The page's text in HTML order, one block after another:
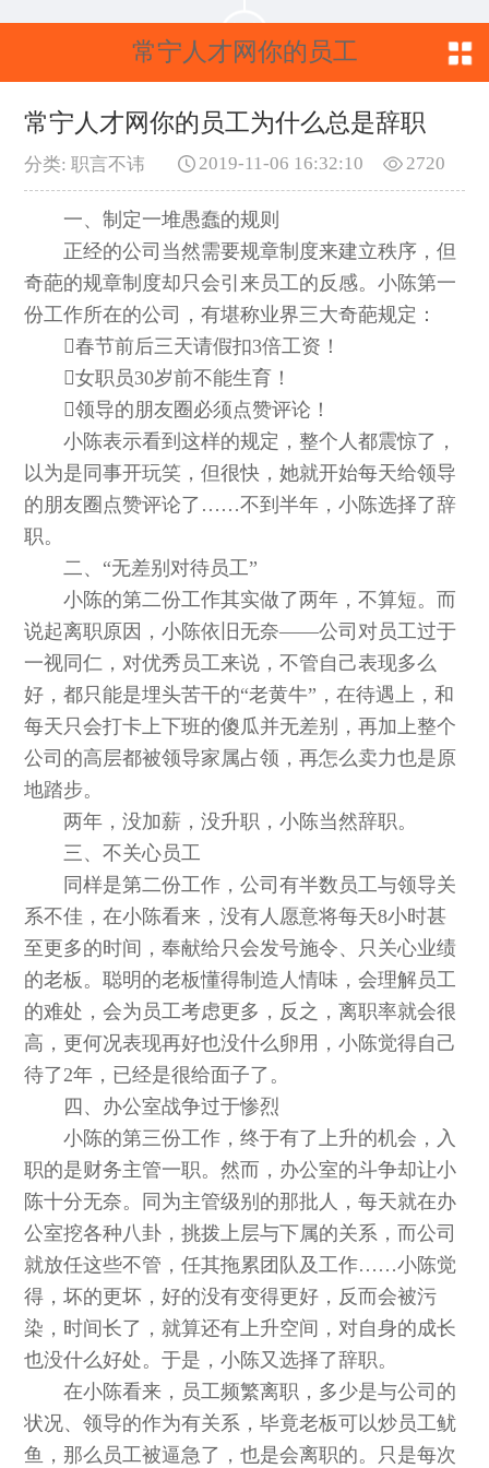
常宁人才网你的员工
为什么总是辞职
常宁人才网你的员工为什么总是辞职
分类: 职言不讳 2720
2019-11-06 16:32:10
一、制定一堆愚蠢的规则
正经的公司当然需要规章制度来建立秩序，但
奇葩的规章制度却只会引来员工的反感。小陈第一
份工作所在的公司，有堪称业界三大奇葩规定：
春节前后三天请假扣3倍工资！
女职员30岁前不能生育！
领导的朋友圈必须点赞评论！
小陈表示看到这样的规定，整个人都震惊了，
以为是同事开玩笑，但很快，她就开始每天给领导
的朋友圈点赞评论了……不到半年，小陈选择了辞
职。
二、“无差别对待员工”
小陈的第二份工作其实做了两年，不算短。而
说起离职原因，小陈依旧无奈——公司对员工过于
一视同仁，对优秀员工来说，不管自己表现多么
好，都只能是埋头苦干的“老黄牛”，在待遇上，和
每天只会打卡上下班的傻瓜并无差别，再加上整个
公司的高层都被领导家属占领，再怎么卖力也是原
地踏步。
两年，没加薪，没升职，小陈当然辞职。
三、不关心员工
同样是第二份工作，公司有半数员工与领导关
系不佳，在小陈看来，没有人愿意将每天8小时甚
至更多的时间，奉献给只会发号施令、只关心业绩
的老板。聪明的老板懂得制造人情味，会理解员工
的难处，会为员工考虑更多，反之，离职率就会很
高，更何况表现再好也没什么卵用，小陈觉得自己
待了2年，已经是很给面子了。
四、办公室战争过于惨烈
小陈的第三份工作，终于有了上升的机会，入
职的是财务主管一职。然而，办公室的斗争却让小
陈十分无奈。同为主管级别的那批人，每天就在办
公室挖各种八卦，挑拨上层与下属的关系，而公司
就放任这些不管，任其拖累团队及工作……小陈觉
得，坏的更坏，好的没有变得更好，反而会被污
染，时间长了，就算还有上升空间，对自身的成长
也没什么好处。于是，小陈又选择了辞职。
在小陈看来，员工频繁离职，多少是与公司的
状况、领导的作为有关系，毕竟老板可以炒员工鱿
鱼，那么员工被逼急了，也是会离职的。只是每次